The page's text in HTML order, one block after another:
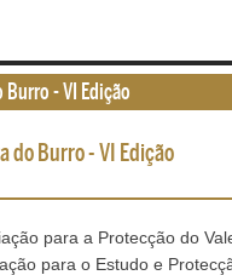
do Burro - VI Edição
para a Protecção do
para o Estudo e
Burro - VI Edição